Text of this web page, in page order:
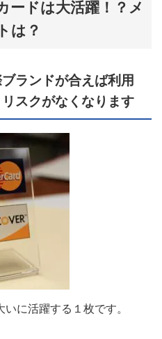
ードは大活躍！？メ
は？
ランドが合えば利用
スクがなくなります
に活躍する１枚です。